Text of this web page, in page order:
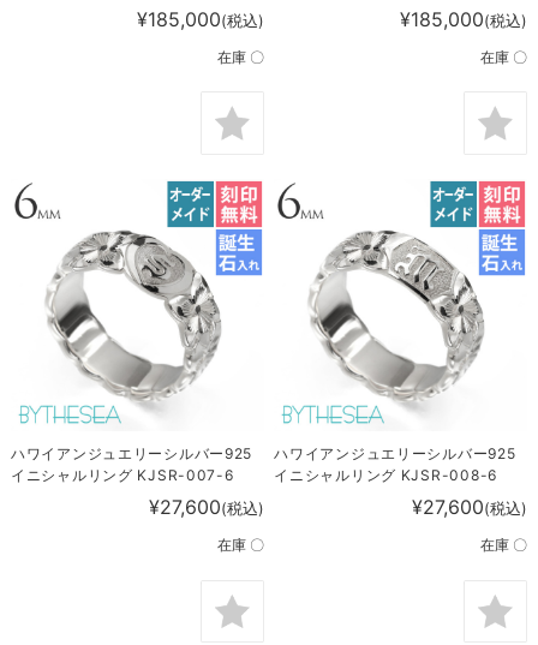
¥185,000(税込)
在庫 〇
¥185,000(税込)
在庫 〇
ハワイアンジュエリーシルバー925
イニシャルリング KJSR-007-6
¥27,600(税込)
在庫 〇
ハワイアンジュエリーシルバー925
イニシャルリング KJSR-008-6
¥27,600(税込)
在庫 〇